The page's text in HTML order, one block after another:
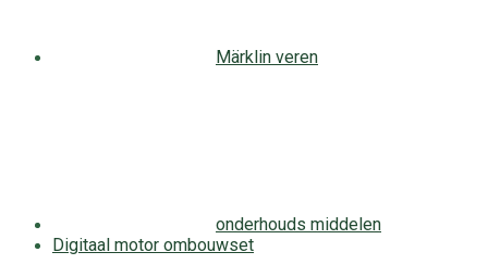
Märklin veren
onderhouds middelen
Digitaal motor ombouwset